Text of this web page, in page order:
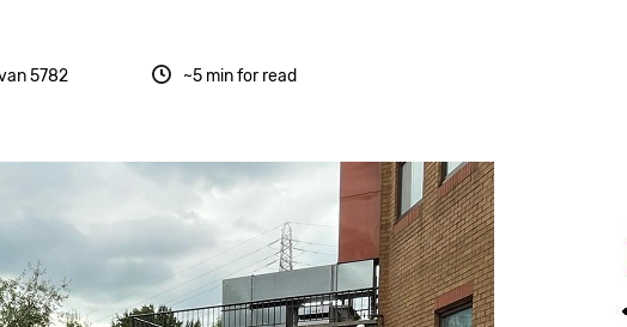
5782 ~5 min for read